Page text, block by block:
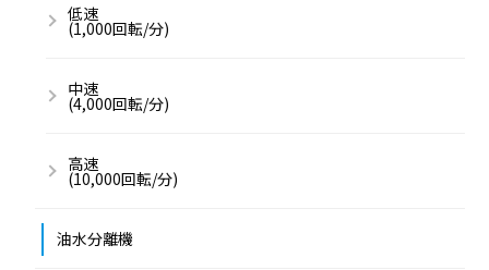
低速
(1,000回転/分)
中速
(4,000回転/分)
高速
(10,000回転/分)
油水分離機